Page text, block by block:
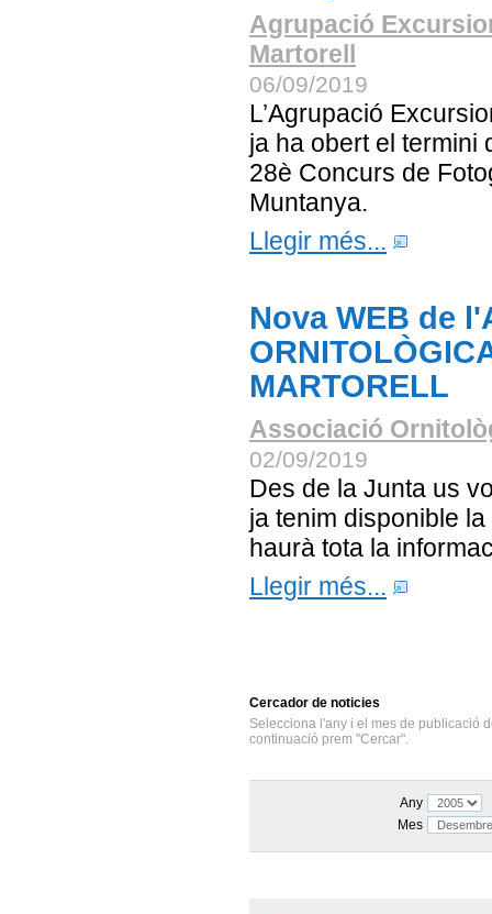
Agrupació
Martorell
06/09/2019
L’Agrupació
ja ha obert el termini
28è Concurs de
Muntanya.
Llegir més...
Nova WEB de
MARTORELL
Associació
02/09/2019
Des de la Junta us
ja tenim disponible
haurà tota la
Llegir més...
Cercador de noticies
Selecciona l'any i el mes de publicació
continuació prem "Cercar".
Any
Mes